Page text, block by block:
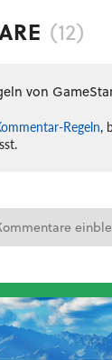
(12)
von
Regeln,